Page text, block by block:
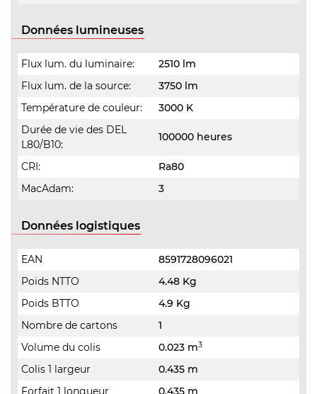
Données lumineuses
Flux lum. du luminaire:
2510 lm
Flux lum. de la source:
3750 lm
Température de couleur:
3000 K
Durée de vie des DEL
L80/B10:
100000 heures
CRI:
Ra80
MacAdam:
3
Données logistiques
EAN
8591728096021
Poids NTTO
4.48 Kg
Poids BTTO
4.9 Kg
Nombre de cartons
1
Volume du colis
0.023 m3
Colis 1 largeur
0.435 m
Forfait 1 longueur
0.435 m